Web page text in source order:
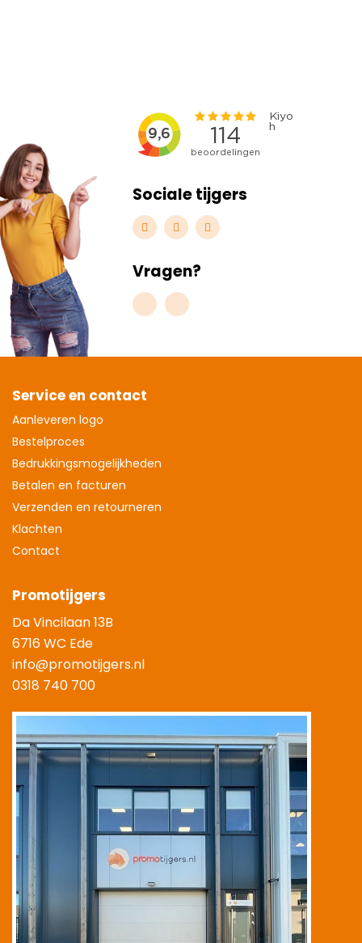
Sociale tijgers
Vragen?
Service en contact
Aanleveren logo
Bestelproces
Bedrukkingsmogelijkheden
Betalen en facturen
Verzenden en retourneren
Klachten
Contact
Promotijgers
Da Vincilaan 13B
6716 WC Ede
info@promotijgers.nl
0318 740 700